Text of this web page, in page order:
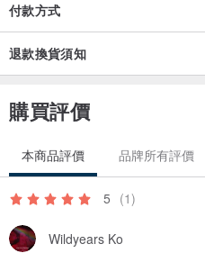
付款方式
退款換貨須知
購買評價
本商品評價 品牌所有評價
5 (1)
Wildyears Ko